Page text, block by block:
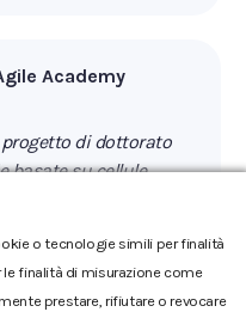
Academy
di dottorato
basate su cellule
o tecnologie simili per finalità
finalità di misurazione come
prestare, rifiutare o revocare